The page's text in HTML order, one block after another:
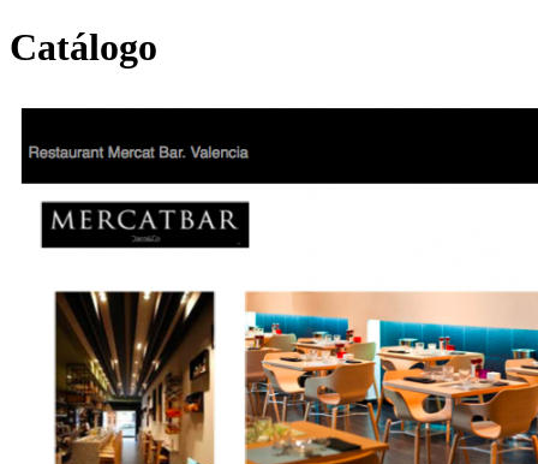
Catálogo
Inicio>Catálogo>Instalaciones>Mobiliario de negocio 8